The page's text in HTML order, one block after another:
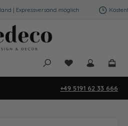
| Expressversand möglich
Du hast 0
+49 5191 62 33 666